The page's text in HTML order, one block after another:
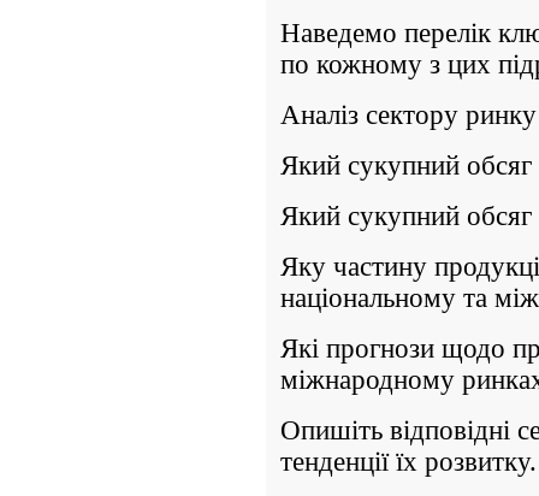
Наведемо перелік
по кожному з цих
Аналіз сектору ринку
Який сукупний
Який сукупний обсяг
Яку частину
національному та
Які прогнози щодо
міжнародному
Опишіть відповідні
тенденції їх розвитку.